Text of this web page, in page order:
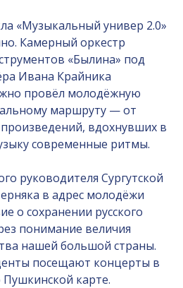
«Музыкальный универ 2.0»
Камерный оркестр
«Былина» под
Ивана Крайника
провёл молодёжную
маршруту — от
вдохнувших в
современные ритмы.
руководителя Сургутской
в адрес молодёжи
о сохранении русского
понимание величия
нашей большой страны.
посещают концерты в
карте.